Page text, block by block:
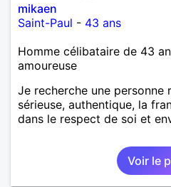
mikaen
Saint-Paul - 43 ans
Homme célibataire de 43
amoureuse
Je recherche une personne
sérieuse, authentique, la
dans le respect de soi et
Voir le